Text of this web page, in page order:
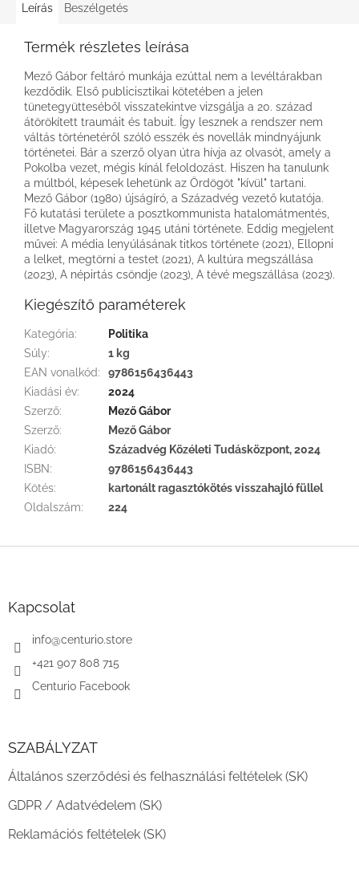
Leírás Beszélgetés
Termék részletes leírása
Mező Gábor feltáró munkája ezúttal nem a levéltárakban
kezdődik. Első publicisztikai kötetében a jelen
tünetegyütteséből visszatekintve vizsgálja a 20. század
átörökített traumáit és tabuit. Így lesznek a rendszer nem
váltás történetéről szóló esszék és novellák mindnyájunk
történetei. Bár a szerző olyan útra hívja az olvasót, amely a
Pokolba vezet, mégis kínál feloldozást. Hiszen ha tanulunk
a múltból, képesek lehetünk az Ördögöt "kívül" tartani.
Mező Gábor (1980) újságíró, a Századvég vezető kutatója.
Fő kutatási területe a posztkommunista hatalomátmentés,
illetve Magyarország 1945 utáni története. Eddig megjelent
művei: A média lenyúlásának titkos története (2021), Ellopni
a lelket, megtörni a testet (2021), A kultúra megszállása
(2023), A népirtás csöndje (2023), A tévé megszállása (2023).
Kiegészítő paraméterek
Kategória:
Politika
Súly:
1 kg
EAN vonalkód:
9786156436443
Kiadási év:
2024
Szerző:
Mező Gábor
Szerző:
Mező Gábor
Kiadó:
Századvég Közéleti Tudásközpont, 2024
ISBN:
9786156436443
Kötés:
kartonált ragasztókötés visszahajló füllel
Oldalszám: 224
Kapcsolat
info@centurio.store
+421 907 808 715
Centurio Facebook
SZABÁLYZAT
Általános szerződési és felhasználási feltételek (SK)
GDPR / Adatvédelem (SK)
Reklamációs feltételek (SK)